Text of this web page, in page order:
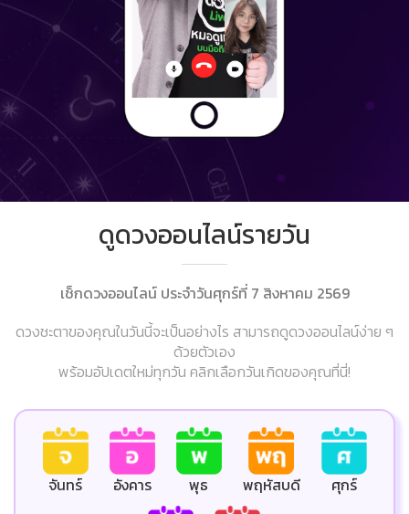
ดูดวงออนไลน์รายวัน
เช็กดวงออนไลน์ ประจำวันศุกร์ที่ 7 สิงหาคม 2569
ดวงชะตาของคุณในวันนี้จะเป็นอย่างไร สามารถดูดวงออนไลน์ง่าย ๆ
ด้วยตัวเอง
พร้อมอัปเดตใหม่ทุกวัน คลิกเลือกวันเกิดของคุณที่นี่!
จันทร์ อังคาร พุธ พฤหัสบดี ศุกร์